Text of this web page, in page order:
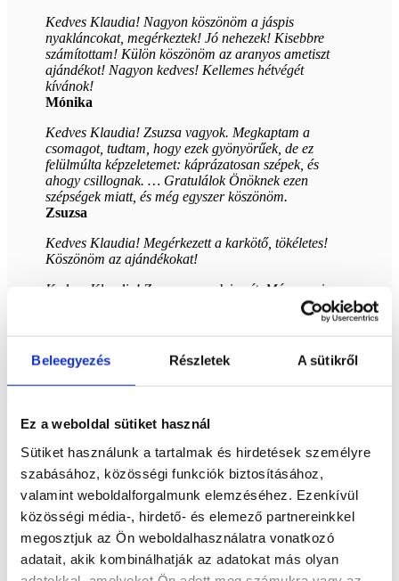
Beleegyezés Részletek A sütikről
Ez a weboldal sütiket használ
Sütiket használunk a tartalmak és hirdetések személyre
szabásához, közösségi funkciók biztosításához,
valamint weboldalforgalmunk elemzéséhez. Ezenkívül
közösségi média-, hirdető- és elemező partnereinkkel
megosztjuk az Ön weboldalhasználatra vonatkozó
adatait, akik kombinálhatják az adatokat más olyan
Kedves Klaudia! Nagyon köszönöm a jáspis
nyakláncokat, megérkeztek! Jó nehezek! Kisebbre
számítottam! Külön köszönöm az aranyos ametiszt
ajándékot! Nagyon kedves! Kellemes hétvégét
kívánok!
Mónika
Kedves Klaudia! Zsuzsa vagyok. Megkaptam a
csomagot, tudtam, hogy ezek gyönyörűek, de ez
felülmúlta képzeletemet: káprázatosan szépek, és
ahogy csillognak. … Gratulálok Önöknek ezen
szépségek miatt, és még egyszer köszönöm.
Zsuzsa
Kedves Klaudia! Megérkezett a karkötő, tökéletes!
Köszönöm az ajándékokat!
Kedves Klaudia! Zsuzsa vagyok ismét. Már meg is
káprázatosan szépek. És köszönöm a dobozokat is.
Zsuzsa
Köszönettel megkaptam a csomagot, meglepődtem,
hogy már másnap itt volt. A választott kristály
Iszonyatosan széles választékban gyönyörű kövek
vannak Cleo-nál! Ár-érték arányban az egyik legjobb
bolt. Nagyon tetszik, hogy minden kőről aprólékosan
képet készít, és látom, amit vásárolok. 🙏🌞 Egy
személyes átvételi pontnak vagy boltnak is örülnék
ettől az eladótól. Na de egyszerre mindent nem lehet.
😁
Ádám